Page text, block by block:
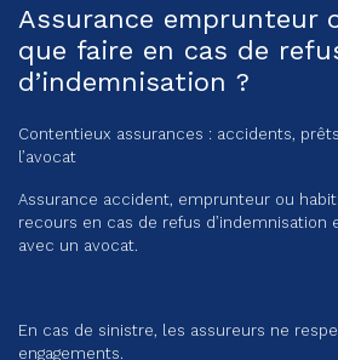
Assurance emprunteur
que faire en cas de
d’indemnisation ?
Contentieux assurances : accidents,
l’avocat
Assurance accident, emprunteur ou
recours en cas de refus d’indemnisation
avec un avocat.
En cas de sinistre, les assureurs ne
engagements.